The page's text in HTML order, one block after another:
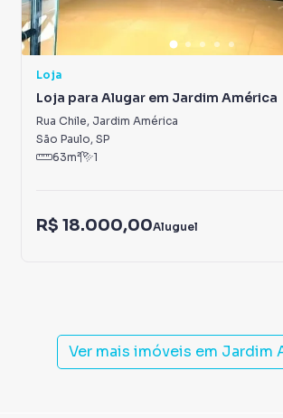
Loja
Loja para Alugar em Jardim América
Rua Chile, Jardim América
São Paulo, SP
63m² 1
R$ 18.000,00Aluguel
Ver mais imóveis em Jardim